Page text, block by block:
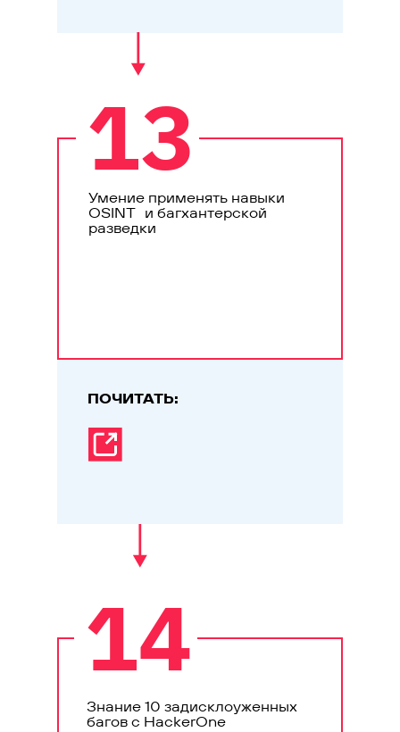
13
Умение применять навыки
OSINT и багхантерской
разведки
ПОЧИТАТЬ:
14
Знание 10 задисклоуженных
багов с HackerOne